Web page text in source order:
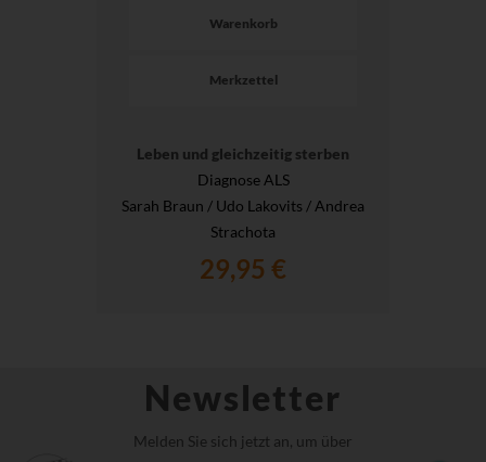
Warenkorb
Merkzettel
Leben und gleichzeitig sterben
Diagnose ALS
Sarah Braun / Udo Lakovits / Andrea
Strachota
29,95 €
Newsletter
Melden Sie sich jetzt an, um über